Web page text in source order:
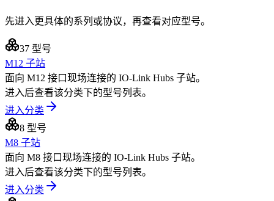
先进入更具体的系列或协议，再查看对应型号。
37 型号
M12 子站
面向 M12 接口现场连接的 IO-Link Hubs 子站。
进入后查看该分类下的型号列表。
进入分类
8 型号
M8 子站
面向 M8 接口现场连接的 IO-Link Hubs 子站。
进入后查看该分类下的型号列表。
进入分类